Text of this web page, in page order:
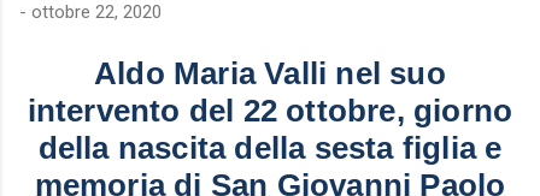
- ottobre 22, 2020
Aldo Maria Valli nel suo
intervento del 22 ottobre, giorno
della nascita della sesta figlia e
memoria di San Giovanni Paolo